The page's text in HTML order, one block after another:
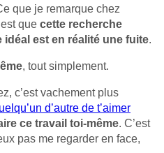
que je remarque chez
que cette recherche
idéal est en réalité une fuite
, tout simplement.
c’est vachement plus
d’autre de t’aimer
ce travail toi-même. C’est
pas me regarder en face,